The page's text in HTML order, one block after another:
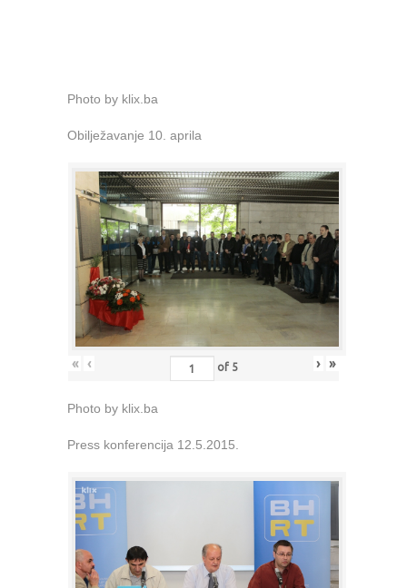
Photo by klix.ba
Obilježavanje 10. aprila
« ‹ of 5 › »
Photo by klix.ba
Press konferencija 12.5.2015.